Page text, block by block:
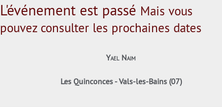
L'événement est passé Mais vous
pouvez consulter les prochaines dates
Yael Naim
Les Quinconces - Vals-les-Bains (07)